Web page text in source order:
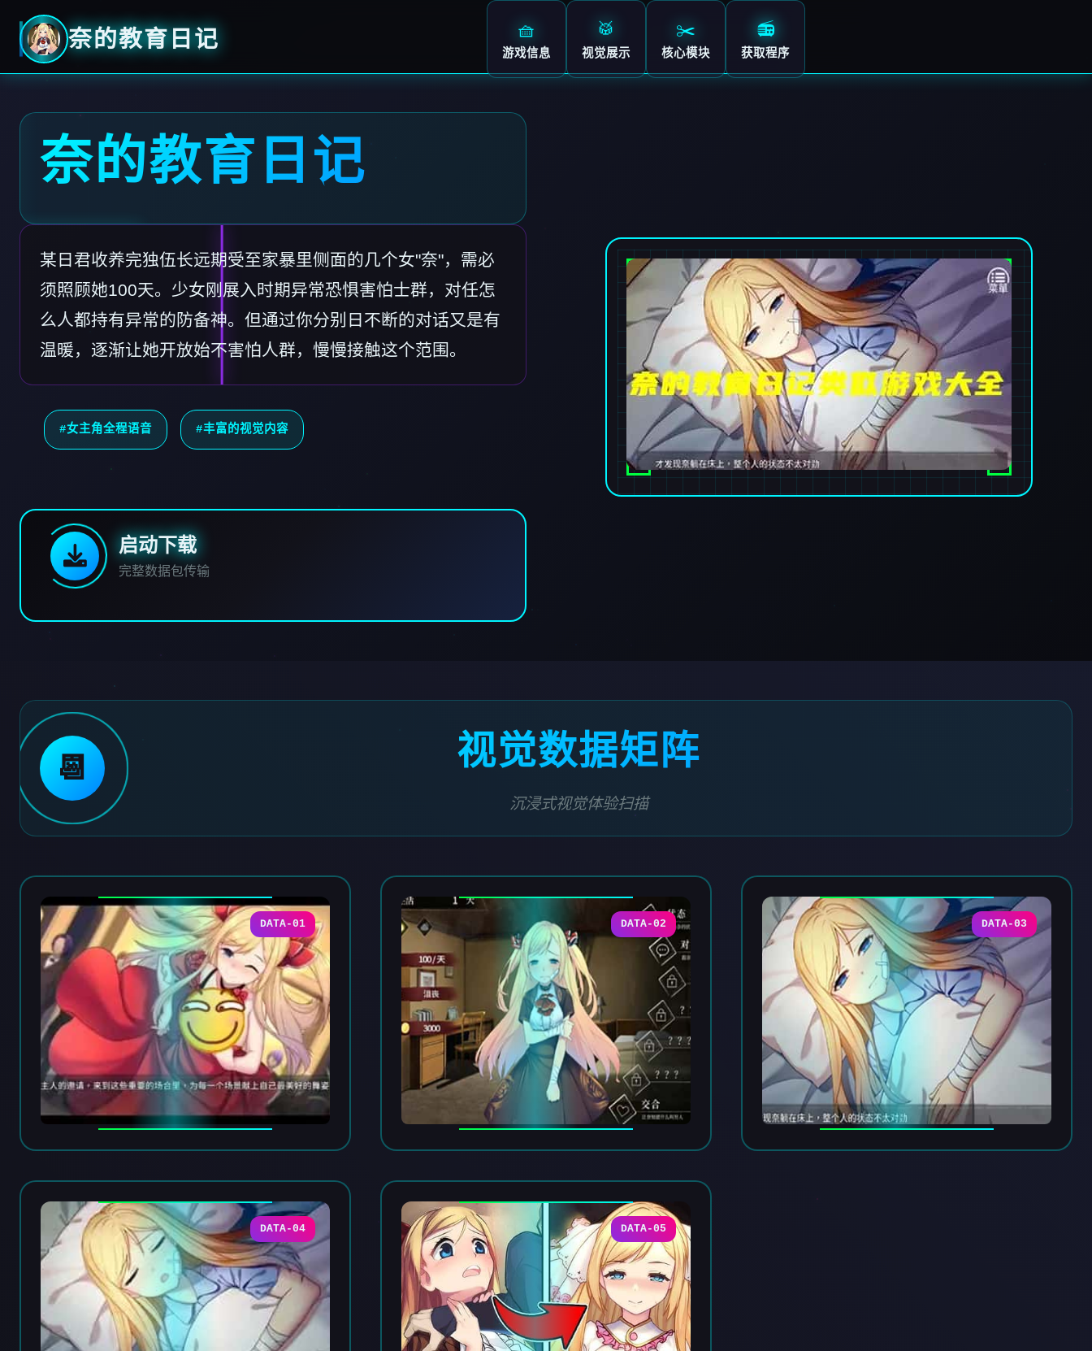
奈的教育日记 🧺
游戏信息
🥁
视觉展示
✂️
核心模块
📻
获取程序
奈的教育日记
某日君收养完独伍长远期受至家暴里侧面的几个女"奈"，需必
须照顾她100天。少女刚展入时期异常恐惧害怕士群，对任怎
么人都持有异常的防备神。但通过你分别日不断的对话又是有
温暖，逐渐让她开放始不害怕人群，慢慢接触这个范围。
#女主角全程语音 #丰富的视觉内容
启动下载
完整数据包传输
📆 视觉数据矩阵
沉浸式视觉体验扫描
DATA-01 DATA-02 DATA-03
DATA-04 DATA-05